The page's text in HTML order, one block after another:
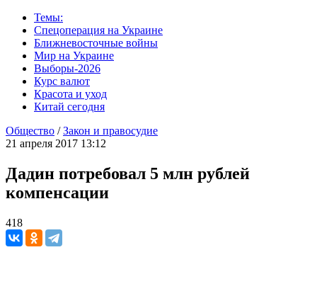
Темы:
Спецоперация на Украине
Ближневосточные войны
Мир на Украине
Выборы-2026
Курс валют
Красота и уход
Китай сегодня
Общество /Закон и правосудие
21 апреля 2017 13:12
Дадин потребовал 5 млн рублей
компенсации
418